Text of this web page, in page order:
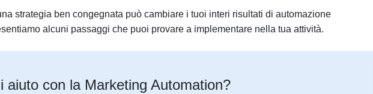
strategia ben congegnata può cambiare i tuoi interi risultati di automazione
alcuni passaggi che puoi provare a implementare nella tua attività.
aiuto con la Marketing Automation?